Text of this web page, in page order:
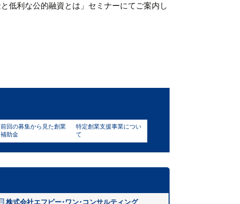
低利な公的融資とは」セミナーにてご案内し
前回の募集から見た創業
補助金
特定創業支援事業につい
て
株式会社エフピー･ワン･コンサルティング